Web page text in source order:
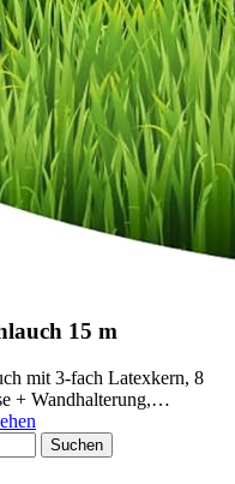
15 m
mit 3-fach Latexkern, 8
+ Wandhalterung,…